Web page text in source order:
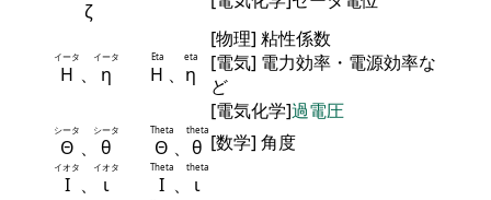
ζ
Η
イータ
、 η
イータ
Η
Eta
、 η
eta
[物理] 粘性係数
[電気] 電力効率・電源効率な
ど
[電気化学]過電圧
Θ
シータ
、 θ
シータ
Θ
Theta
、 θ
theta
[数学] 角度
Ι
イオタ
、 ι
イオタ
Ι
Theta
、 ι
theta